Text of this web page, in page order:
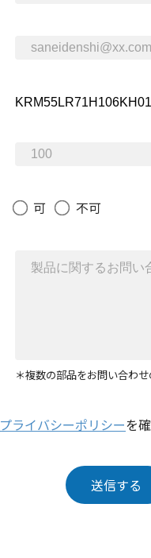
可 不可
＊複数の部品をお問い合わ
プライバシーポリシーを